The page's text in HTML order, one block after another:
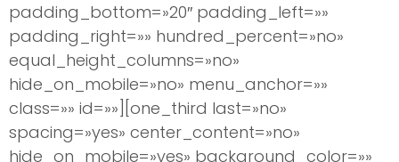
padding_bottom=»20″ padding_left=»»
padding_right=»» hundred_percent=»no»
equal_height_columns=»no»
hide_on_mobile=»no» menu_anchor=»»
class=»» id=»»][one_third last=»no»
spacing=»yes» center_content=»no»
hide_on_mobile=»yes» background_color=»»